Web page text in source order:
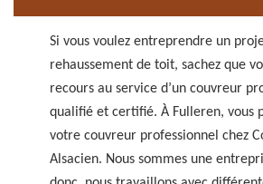
Si vous voulez entreprendre un
rehaussement de toit, sachez que
recours au service d’un couvreur
qualifié et certifié. À Fulleren, vous
votre couvreur professionnel chez
Alsacien. Nous sommes une